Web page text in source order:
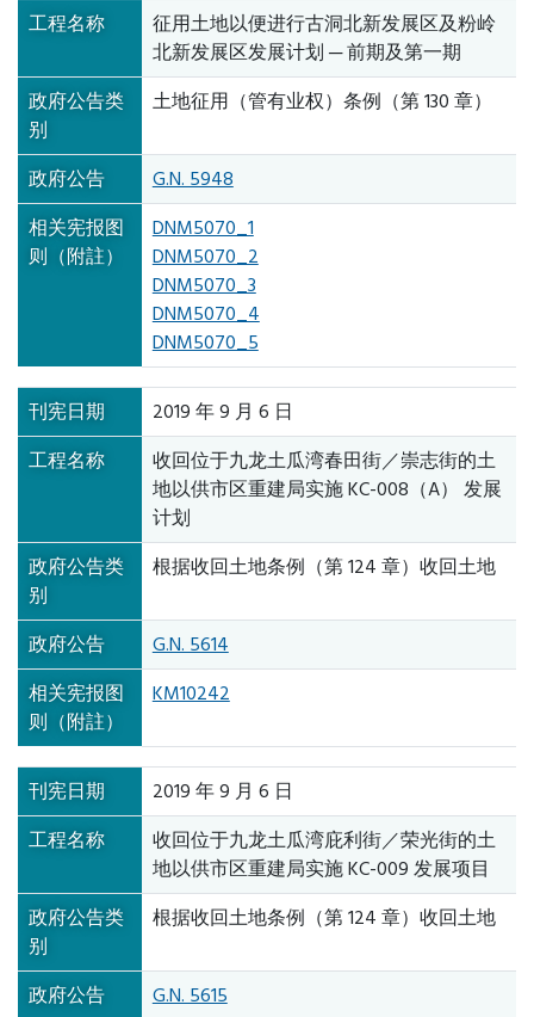
工程名称
征用土地以便进行古洞北新发展区及粉岭
北新发展区发展计划 ─ 前期及第一期
政府公告类
别
土地征用（管有业权）条例（第 130 章）
政府公告
G.N. 5948
相关宪报图
则（附註）
DNM5070_1
DNM5070_2
DNM5070_3
DNM5070_4
DNM5070_5
刊宪日期
2019 年 9 月 6 日
工程名称
收回位于九龙土瓜湾春田街／崇志街的土
地以供市区重建局实施 KC-008（A） 发展
计划
政府公告类
别
根据收回土地条例（第 124 章）收回土地
政府公告
G.N. 5614
相关宪报图
则（附註）
KM10242
刊宪日期
2019 年 9 月 6 日
工程名称
收回位于九龙土瓜湾庇利街／荣光街的土
地以供市区重建局实施 KC-009 发展项目
政府公告类
别
根据收回土地条例（第 124 章）收回土地
政府公告 G.N. 5615